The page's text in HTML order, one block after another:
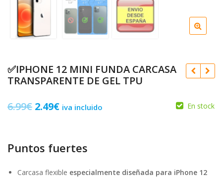
✅IPHONE 12 MINI FUNDA CARCASA
TRANSPARENTE DE GEL TPU
6.99€ El
era:
6.99€.
2.49€El
es:
2.49€.
iva incluido En stock
Puntos fuertes
Carcasa flexible especialmente diseñada para iPhone 12